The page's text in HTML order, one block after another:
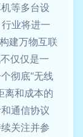
等多台设
行业将进一
建万物互联
仅仅是一
彻底“无线
离和成本的
通信协议
关注并参